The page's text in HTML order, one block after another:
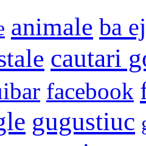
animale ba
cautari
facebook
gugustiuc